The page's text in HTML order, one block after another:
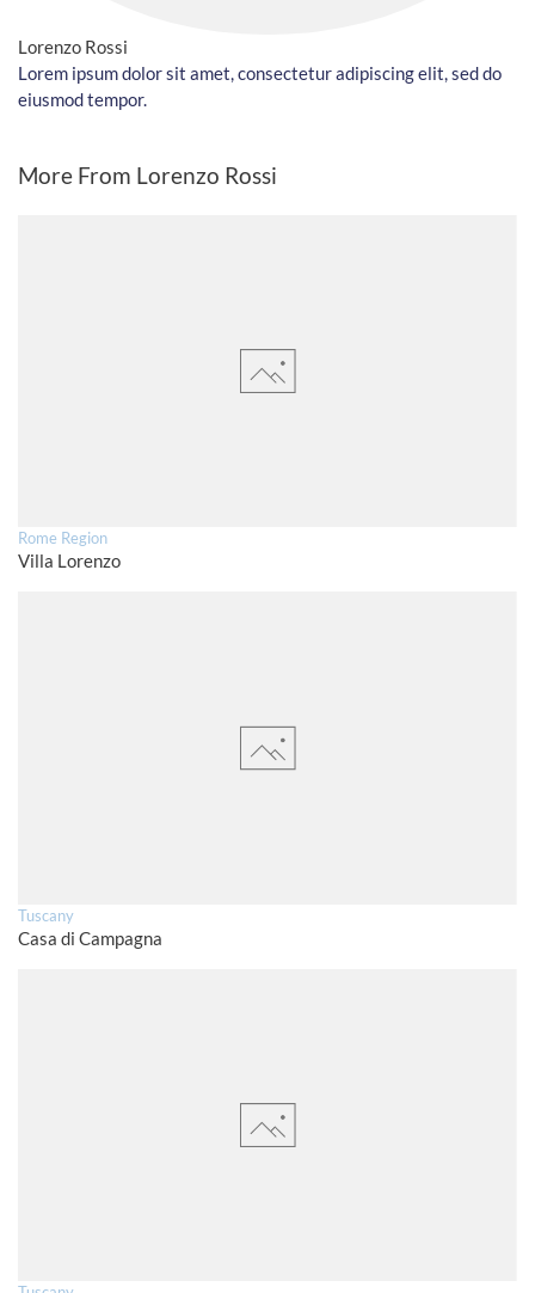
Lorenzo Rossi
Lorem ipsum dolor sit amet, consectetur adipiscing elit, sed do
eiusmod tempor.
More From Lorenzo Rossi
Rome Region
Villa Lorenzo
Tuscany
Casa di Campagna